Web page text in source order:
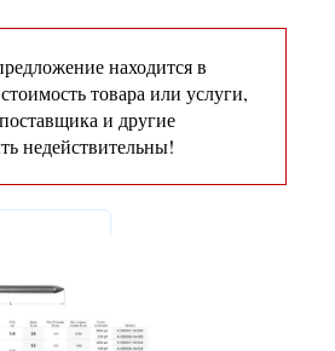
находится в
товара или услуги,
и другие
недействительны!